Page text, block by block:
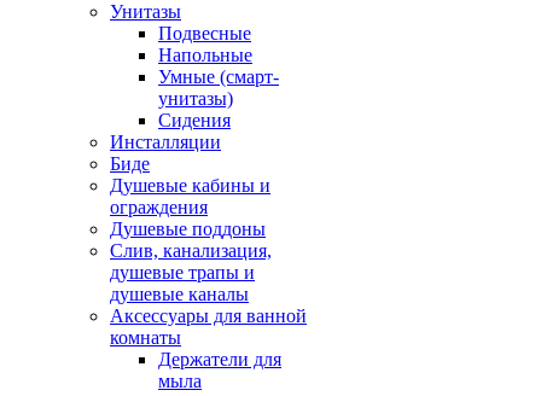
Унитазы
Подвесные
Напольные
Умные (смарт-
унитазы)
Сидения
Инсталляции
Биде
Душевые кабины и
ограждения
Душевые поддоны
Слив, канализация,
душевые трапы и
душевые каналы
Аксессуары для ванной
комнаты
Держатели для
мыла